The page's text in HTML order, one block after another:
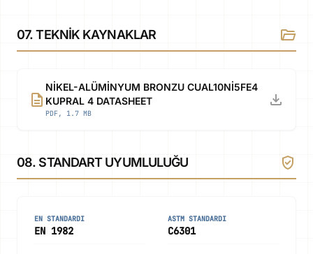
07. TEKNIK KAYNAKLAR folder_open
description
NIKEL-ALÜMINYUM BRONZU CUAL10NI5FE4
KUPRAL 4 DATASHEET
PDF, 1.7 MB
download
08. STANDART UYUMLULUĞU verified_user
EN STANDARDI
EN 1982
ASTM STANDARDI
C6301